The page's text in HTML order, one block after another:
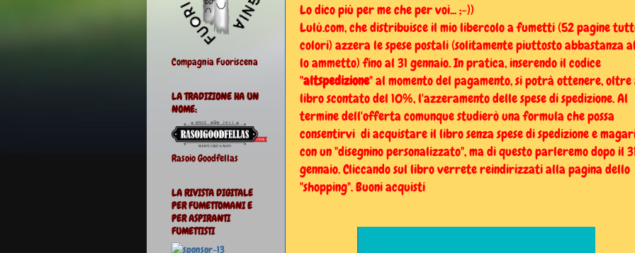
Lo dico più per me che per voi... ;-))
Lulù.com, che distribuisce il mio libercolo a fumetti (52 pagine
colori) azzera le spese postali (solitamente piuttosto abbastanza
lo ammetto) fino al 31 gennaio. In pratica, inserendo il codice
"altspedizione" al momento del pagamento, si potrà ottenere,
libro scontato del 10%, l'azzeramento delle spese di spedizione. Al
termine dell'offerta comunque studierò una formula che possa
consentirvi di acquistare il libro senza spese di spedizione e
con un "disegnino personalizzato", ma di questo parleremo dopo il
gennaio. Cliccando sul libro verrete reindirizzati alla pagina dello
"shopping". Buoni acquisti
Compagnia Fuoriscena
LA TRADIZIONE HA UN
NOME:
Rasoio Goodfellas
LA RIVISTA DIGITALE
PER FUMETTOMANI E
PER ASPIRANTI
FUMETTISTI